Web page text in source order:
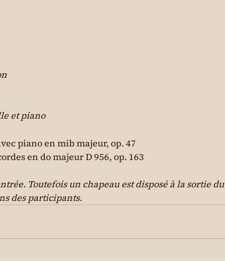
et piano
piano en mib majeur, op. 47
en do majeur D 956, op. 163
Toutefois un chapeau est disposé à la sortie du
des participants.